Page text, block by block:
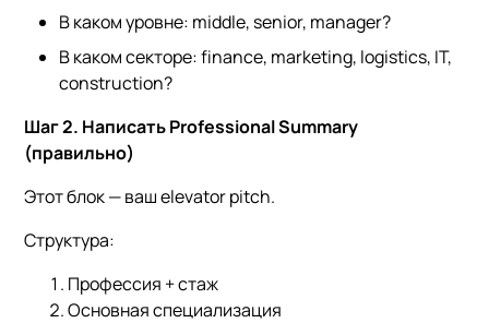
В каком уровне: middle, senior, manager?
В каком секторе: finance, marketing, logistics, IT,
construction?
Шаг 2. Написать Professional Summary
(правильно)
Этот блок — ваш elevator pitch.
Структура:
Профессия + стаж
Основная специализация